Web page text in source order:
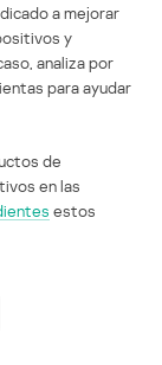
a mejorar
y
analiza por
para ayudar
de
en las
estos